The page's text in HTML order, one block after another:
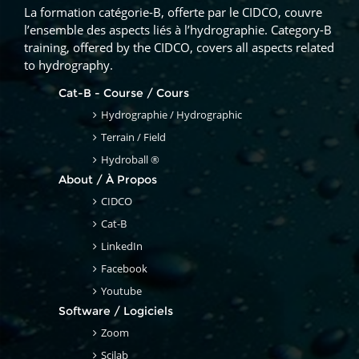
samedi 1 août
dimanche 2 août
samedi 8 août
dimanche 9 août
août
août 14 août
samedi 15 août
dimanche 16 août
août
août 21 août
samedi 22 août
dimanche 23 août
La formation catégorie-B, offerte par le CIDCO, couvre
l’ensemble des aspects liés à l’hydrographie. Category-B
training, offered by the CIDCO, covers all aspects related
to hydrography.
Cat-B - Course / Cours
Hydrographie / Hydrographic
Terrain / Field
Hydroball ®
About / À Propos
CIDCO
Cat-B
LinkedIn
Facebook
Youtube
Software / Logiciels
Zoom
Scilab